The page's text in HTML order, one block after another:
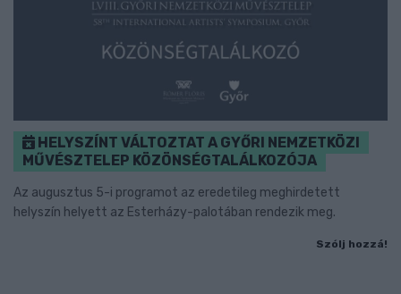
HELYSZÍNT VÁLTOZTAT A GYŐRI NEMZETKÖZI
MŰVÉSZTELEP KÖZÖNSÉGTALÁLKOZÓJA
Az augusztus 5-i programot az eredetileg meghirdetett
helyszín helyett az Esterházy-palotában rendezik meg.
Szólj hozzá!